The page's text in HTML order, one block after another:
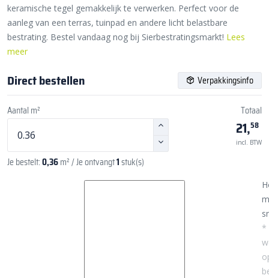
keramische tegel gemakkelijk te verwerken. Perfect voor de
aanleg van een terras, tuinpad en andere licht belastbare
bestrating. Bestel vandaag nog bij Sierbestratingsmarkt! Lees
meer
Direct bestellen Verpakkingsinfo
Aantal m²
Je bestelt:0,36m²/ Je ontvangt1stuk(s)
Totaal
21,58
incl. BTW
*